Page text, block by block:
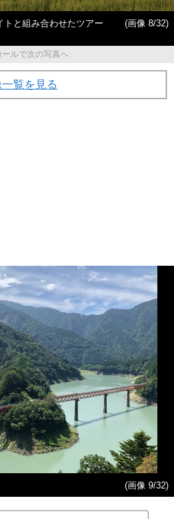
トと組み合わせたツアー
(画像 8/32)
ールで次の写真へ
覧を見る
(画像 9/32)